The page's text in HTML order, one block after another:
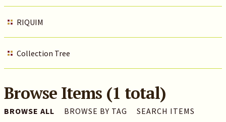
RIQUIM
Collection Tree
Browse Items (1 total)
BROWSE ALL BROWSE BY TAG SEARCH ITEMS